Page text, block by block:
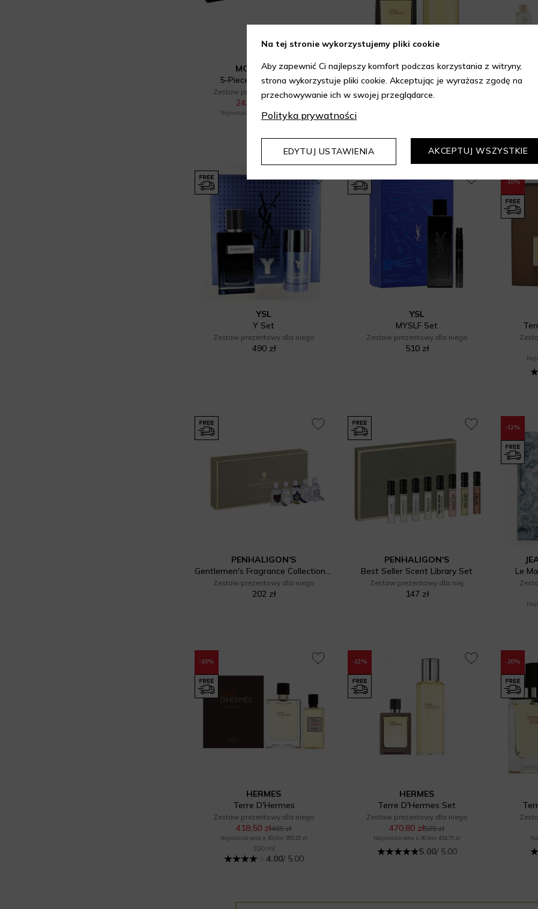
MONTBLANC
5-Piece Miniatures Set
Zestaw prezentowy dla niego
242,88 zł
Najniższa cena z 30 dni: 226,32 zł
HERMES
Terre D'Hermes Eau de Parfum Set
Zestaw prezentowy dla niego
470,80 zł
YSL
Y Set
Zestaw prezentowy dla niego
490 zł
YSL
MYSLF Set
Zestaw prezentowy dla niego
510 zł
-10%
PENHALIGON'S
Gentlemen's Fragrance Collection Set
Zestaw prezentowy dla niego
202 zł
PENHALIGON'S
Best Seller Scent Library Set
Zestaw prezentowy dla niej
147 zł
-12%
Le
-10%
HERMES
Terre D'Hermes
Zestaw prezentowy dla niego
418,50 zł465 zł
Najniższa cena z 30 dni: 395,25 zł
100 ml
4.00/ 5.00
-12%
HERMES
Terre D'Hermes Set
Zestaw prezentowy dla niego
470,80 zł535 zł
Najniższa cena z 30 dni: 454,75 zł
5.00/ 5.00
-20%
Na tej stronie wykorzystujemy pliki cookie
Aby zapewnić Ci najlepszy komfort podczas korzystania z witryny,
strona wykorzystuje pliki cookie. Akceptując je wyrażasz zgodę na
przechowywanie ich w swojej przeglądarce.
Polityka prywatności
EDYTUJ USTAWIENIA AKCEPTUJ WSZYSTKIE